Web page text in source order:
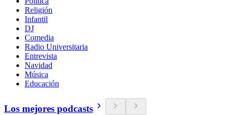
Religión
Infantil
DJ
Comedia
Radio Universitaria
Entrevista
Navidad
Música
Educación
Los mejores podcasts